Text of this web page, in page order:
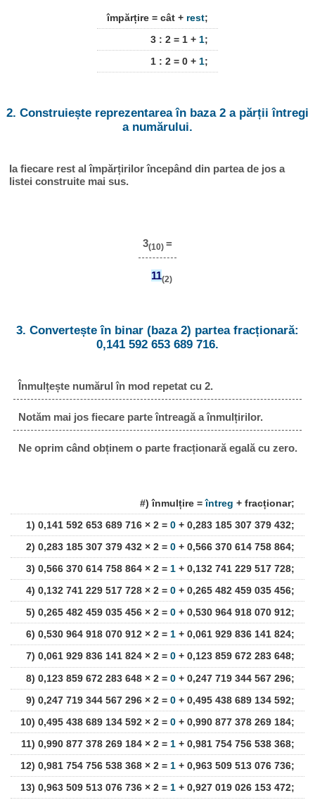
împărțire = cât + rest;
3 : 2 = 1 + 1;
1 : 2 = 0 + 1;
2. Construiește reprezentarea în baza 2 a părții întregi
a numărului.
Ia fiecare rest al împărțirilor începând din partea de jos a
listei construite mai sus.
3(10) =
11(2)
3. Convertește în binar (baza 2) partea fracționară:
0,141 592 653 689 716.
Înmulțește numărul în mod repetat cu 2.
Notăm mai jos fiecare parte întreagă a înmulțirilor.
Ne oprim când obținem o parte fracționară egală cu zero.
#) înmulțire =întreg + fracționar;
1) 0,141 592 653 689 716 × 2 = 0 + 0,283 185 307 379 432;
2) 0,283 185 307 379 432 × 2 = 0 + 0,566 370 614 758 864;
3) 0,566 370 614 758 864 × 2 = 1 + 0,132 741 229 517 728;
4) 0,132 741 229 517 728 × 2 = 0 + 0,265 482 459 035 456;
5) 0,265 482 459 035 456 × 2 = 0 + 0,530 964 918 070 912;
6) 0,530 964 918 070 912 × 2 = 1 + 0,061 929 836 141 824;
7) 0,061 929 836 141 824 × 2 = 0 + 0,123 859 672 283 648;
8) 0,123 859 672 283 648 × 2 = 0 + 0,247 719 344 567 296;
9) 0,247 719 344 567 296 × 2 = 0 + 0,495 438 689 134 592;
10) 0,495 438 689 134 592 × 2 = 0 + 0,990 877 378 269 184;
11) 0,990 877 378 269 184 × 2 = 1 + 0,981 754 756 538 368;
12) 0,981 754 756 538 368 × 2 = 1 + 0,963 509 513 076 736;
13) 0,963 509 513 076 736 × 2 = 1 + 0,927 019 026 153 472;